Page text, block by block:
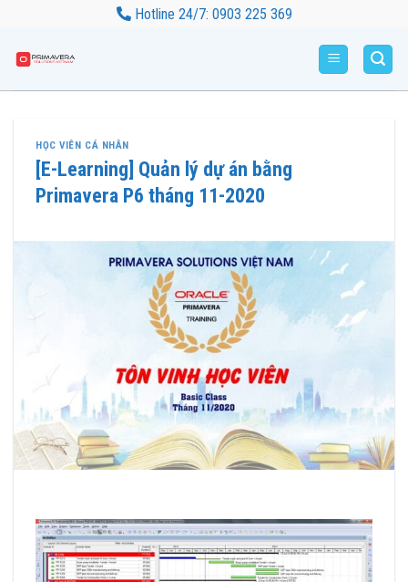
Hotline 24/7: 0903 225 369
HỌC VIÊN CÁ NHÂN
[E-Learning] Quản lý dự án bằng
Primavera P6 tháng 11-2020